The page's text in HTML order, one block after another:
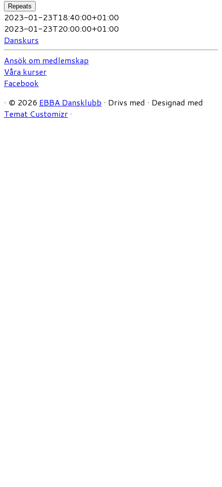
Repeats
2023-01-23T18:40:00+01:00
2023-01-23T20:00:00+01:00
Danskurs
Ansök om medlemskap
Våra kurser
Facebook
· © 2026 EBBA Dansklubb · Drivs med · Designad med
Temat Customizr ·